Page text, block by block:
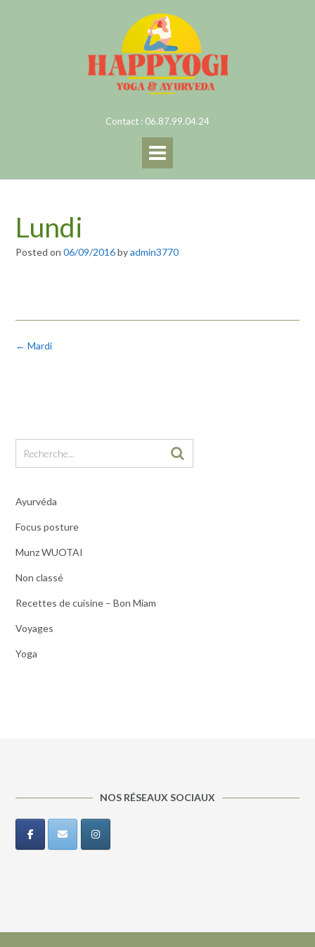
Contact : 06.87.99.04.24
Lundi
Posted on 06/09/2016byadmin3770
Post
← Mardi
Ayurvéda
Focus posture
Munz WUOTAI
Non classé
Recettes de cuisine – Bon Miam
Voyages
Yoga
NOS RÉSEAUX SOCIAUX